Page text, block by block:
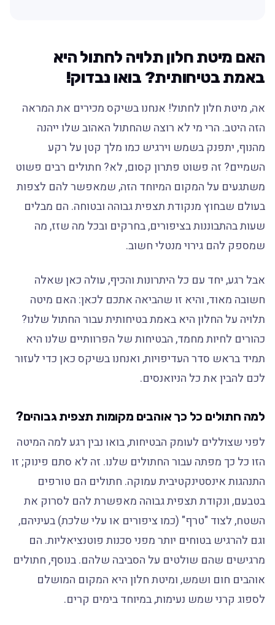
האם מיטת חלון תלויה לחתול היא
באמת בטיחותית? בואו נבדוק!
אה, מיטת חלון לחתול! אנחנו בשיקס מכירים את המראה
הזה היטב. הרי מי לא רוצה שהחתול האהוב שלו ייהנה
מהנוף, יתפנק בשמש וירגיש כמו מלך קטן על רקע
השמיים? זה פשוט פתרון קסום, לא? חתולים רבים פשוט
משתגעים על המקום המיוחד הזה, שמאפשר להם לצפות
בעולם שבחוץ מנקודת תצפית גבוהה ובטוחה. הם מבלים
שעות בהתבוננות בציפורים, בחרקים ובכל מה שזז, מה
שמספק להם גירוי מנטלי חשוב.
אבל רגע, יחד עם כל היתרונות והכיף, עולה כאן שאלה
חשובה מאוד, והיא זו שהביאה אתכם לכאן: האם מיטה
תלויה על החלון היא באמת בטיחותית עבור החתול שלנו?
כהורים לחיות מחמד, הבטיחות של הפרוותיים שלנו היא
תמיד בראש סדר העדיפויות, ואנחנו בשיקס כאן כדי לעזור
לכם להבין את כל הניואנסים.
למה חתולים כל כך אוהבים מקומות תצפית גבוהים?
לפני שצוללים לעומק הבטיחות, בואו נבין רגע למה המיטה
הזו כל כך מפתה עבור החתולים שלנו. זה לא סתם פינוק; זו
התנהגות אינסטינקטיבית עמוקה. חתולים הם טורפים
בטבעם, ונקודת תצפית גבוהה מאפשרת להם לסרוק את
השטח, לצוד "טרף" (כמו ציפורים או עלי שלכת) בעיניהם,
וגם להרגיש בטוחים יותר מפני סכנות פוטנציאליות. הם
מרגישים שהם שולטים על הסביבה שלהם. בנוסף, חתולים
אוהבים חום ושמש, ומיטת חלון היא המקום המושלם
לספוג קרני שמש נעימות, במיוחד בימים קרים.